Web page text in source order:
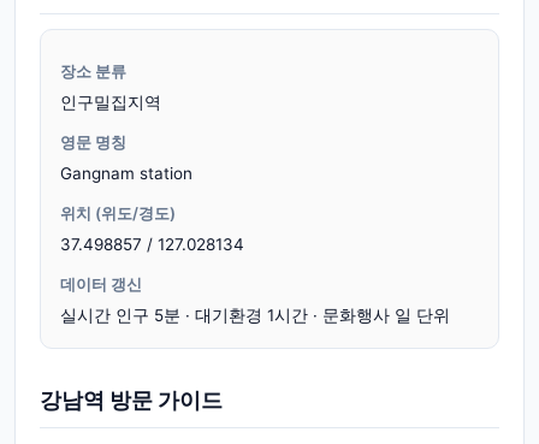
장소 분류
인구밀집지역
영문 명칭
Gangnam station
위치 (위도/경도)
37.498857 / 127.028134
데이터 갱신
실시간 인구 5분 · 대기환경 1시간 · 문화행사 일 단위
강남역 방문 가이드